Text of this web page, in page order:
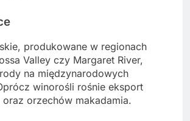
produkowane w regionach
Valley czy Margaret River,
na międzynarodowych
winorośli rośnie eksport
orzechów makadamia.